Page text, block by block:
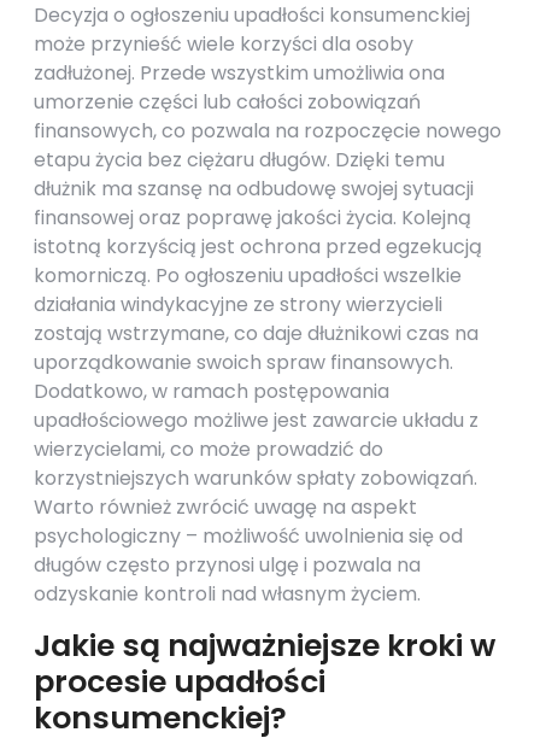
Decyzja o ogłoszeniu upadłości konsumenckiej
może przynieść wiele korzyści dla osoby
zadłużonej. Przede wszystkim umożliwia ona
umorzenie części lub całości zobowiązań
finansowych, co pozwala na rozpoczęcie nowego
etapu życia bez ciężaru długów. Dzięki temu
dłużnik ma szansę na odbudowę swojej sytuacji
finansowej oraz poprawę jakości życia. Kolejną
istotną korzyścią jest ochrona przed egzekucją
komorniczą. Po ogłoszeniu upadłości wszelkie
działania windykacyjne ze strony wierzycieli
zostają wstrzymane, co daje dłużnikowi czas na
uporządkowanie swoich spraw finansowych.
Dodatkowo, w ramach postępowania
upadłościowego możliwe jest zawarcie układu z
wierzycielami, co może prowadzić do
korzystniejszych warunków spłaty zobowiązań.
Warto również zwrócić uwagę na aspekt
psychologiczny – możliwość uwolnienia się od
długów często przynosi ulgę i pozwala na
odzyskanie kontroli nad własnym życiem.
Jakie są najważniejsze kroki w
procesie upadłości
konsumenckiej?